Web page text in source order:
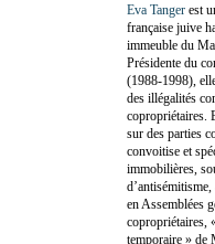
Eva Tanger est
française juive
immeuble du
Présidente du
(1988-1998),
des illégalités
copropriétaires.
sur des parties
convoitise et
immobilières,
en Assemblées
copropriétaires,
temporaire » de